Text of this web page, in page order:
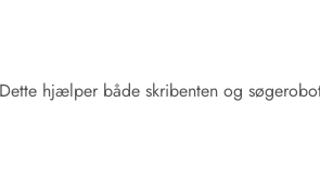
hjælper både skribenten og